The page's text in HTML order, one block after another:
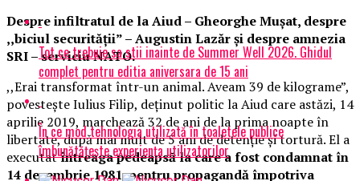
Despre infiltratul de la Aiud – Gheorghe Mușat, despre
,,biciul securității” – Augustin Lazăr și despre amnezia
SRI – serviciu NATO.
,,Erai transformat într-un animal. Aveam 39 de kilograme”,
povestește Iulius Filip, deținut politic la Aiud care astăzi, 14
aprilie 2019, marchează 32 de ani de la prima noapte în
libertate, după mai mult de 5 ani de detenție și tortură. El a
executatîntreaga pedeapsă la care a fost condamnat în
14 decembrie 1981, pentru propagandă împotriva
Tot ce trebuie sa stii inainte de Summer Well 2026. Ghidul
complet pentru editia aniversara de 15 ani
În ce mod tehnologia utilizată în toaletele publice
îmbunătățește experiența utilizatorilor